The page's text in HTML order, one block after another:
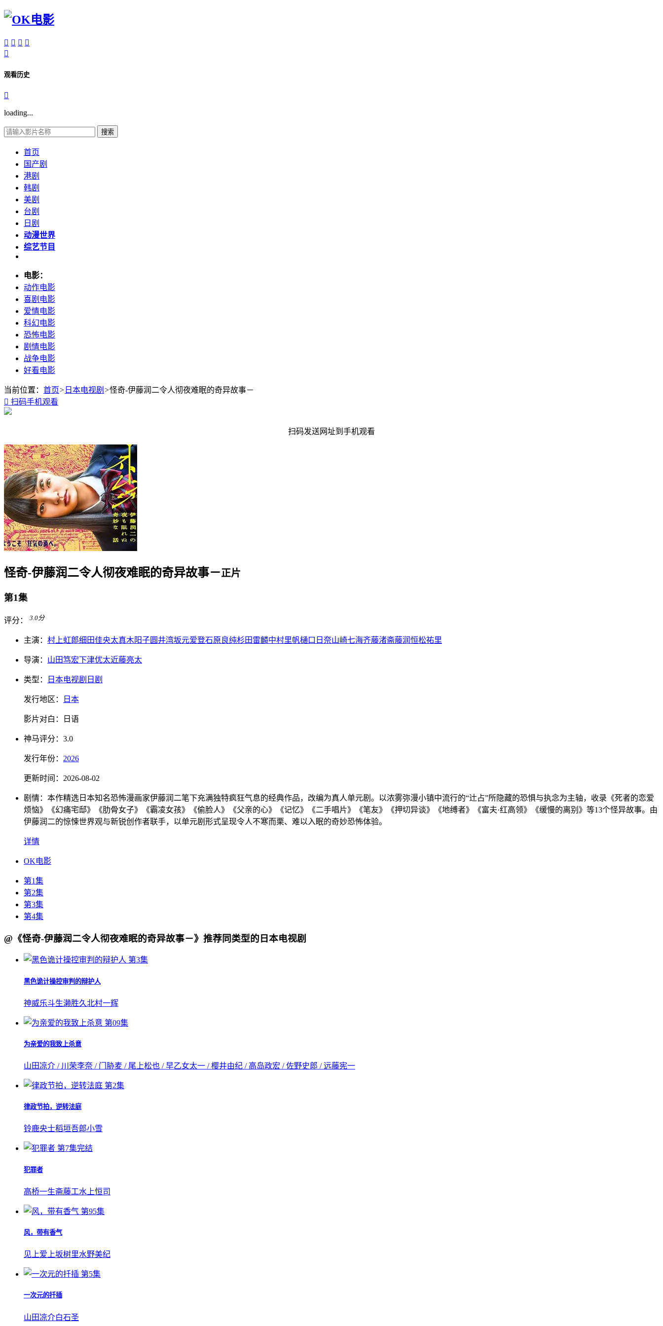
   

观看历史

loading...
搜索
首页
国产剧
港剧
韩剧
美剧
台剧
日剧
动漫世界
综艺节目
电影：
动作电影
喜剧电影
爱情电影
科幻电影
恐怖电影
剧情电影
战争电影
好看电影
当前位置： 首页> 日本电视剧 >怪奇-伊藤润二令人彻夜难眠的奇异故事－
 扫码手机观看
扫码发送网址到手机观看
怪奇-伊藤润二令人彻夜难眠的奇异故事－正片
第1集
评分： 3.0分
主演： 村上虹郎细田佳央太真木阳子圆井湾坂元爱登石原良纯杉田雷麟中村里帆樋口日奈山崎七海齐藤渚斋藤润恒松祐里
导演： 山田笃宏下津优太近藤亮太
类型： 日本电视剧 日剧
发行地区： 日本
影片对白： 日语
神马评分： 3.0
发行年份： 2026
更新时间： 2026-08-02
剧情： 本作精选日本知名恐怖漫画家伊藤润二笔下充满独特疯狂气息的经典作品，改编为真人单元剧。以浓雾弥漫小镇中流行的“辻占”所隐藏的恐惧与执念为主轴，收录《死者的恋爱
烦恼》《幻痛宅邸》《肋骨女子》《霸凌女孩》《偷脸人》《父亲的心》《记忆》《二手唱片》《笔友》《押切异谈》《地缚者》《富夫·红高领》《缓慢的离别》等13个怪异故事。由
伊藤润二的惊悚世界观与新锐创作者联手，以单元剧形式呈现令人不寒而栗、难以入眠的奇妙恐怖体验。
详情
OK电影
第1集
第2集
第3集
第4集
@《怪奇-伊藤润二令人彻夜难眠的奇异故事－》推荐同类型的日本电视剧
第3集
黑色诡计操控审判的辩护人
神威乐斗生濑胜久北村一辉
第09集
为亲爱的我致上杀意
山田凉介 / 川荣李奈 / 门胁麦 / 尾上松也 / 早乙女太一 / 樱井由纪 / 高岛政宏 / 佐野史郎 / 远藤宪一
第2集
律政节拍，逆转法庭
铃鹿央士稻垣吾郎小雪
第7集完结
犯罪者
高桥一生斋藤工水上恒司
第95集
风，带有香气
见上爱 上坂树里水野美纪
第5集
一次元的扦插
山田凉介白石圣